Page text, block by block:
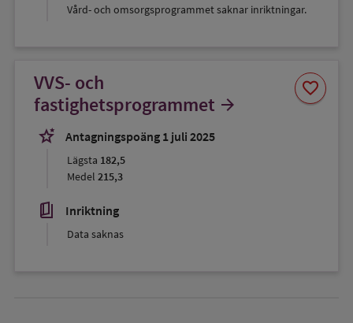
Vård- och omsorgsprogrammet saknar inriktningar.
VVS- och
fastighetsprogrammet arrow_forward
stars_2
Antagningspoäng 1 juli 2025
Lägsta 182,5
Medel 215,3
book_5 Inriktning
Data saknas
favorite
Spara
som